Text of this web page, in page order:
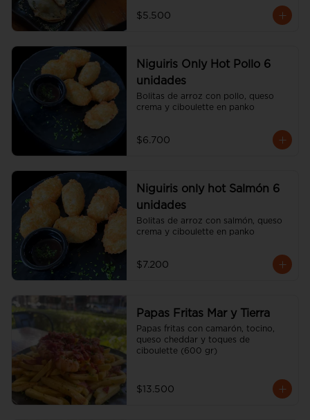
$5.500
Niguiris Only Hot Pollo 6
unidades
Bolitas de arroz con pollo, queso
crema y ciboulette en panko
$6.700
Niguiris only hot Salmón 6
unidades
Bolitas de arroz con salmón, queso
crema y ciboulette en panko
$7.200
Papas Fritas Mar y Tierra
Papas fritas con camarón, tocino,
queso cheddar y toques de
ciboulette (600 gr)
$13.500